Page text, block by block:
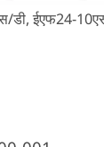
डी, ईएफ24-